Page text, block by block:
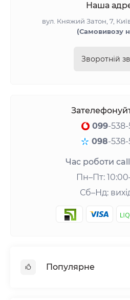
Наша
вул. Княжий Затон, 7,
(Самовивозу
Зворотній
099-538-
098-538-
Час роботи
Пн–Пт:
Сб–Нд:
Популярне